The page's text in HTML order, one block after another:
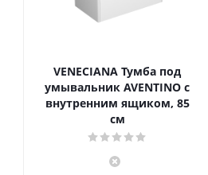
VENECIANA Тумба под
умывальник AVENTINO с
внутренним ящиком, 85
см